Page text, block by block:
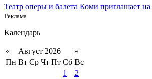
Театр оперы и балета Коми приглашает
Реклама.
Календарь
« Август 2026
»
Пн Вт Ср Чт Пт Сб Вс
1
2